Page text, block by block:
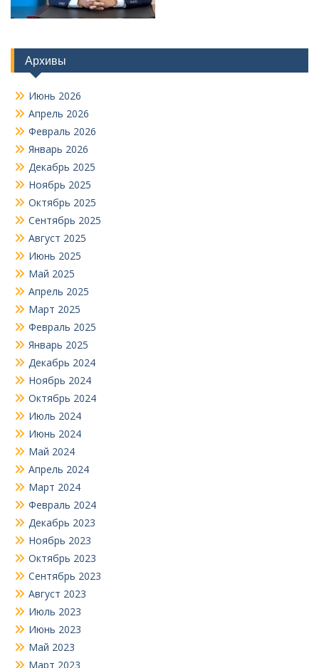
Архивы
Июнь 2026
Апрель 2026
Февраль 2026
Январь 2026
Декабрь 2025
Ноябрь 2025
Октябрь 2025
Сентябрь 2025
Август 2025
Июнь 2025
Май 2025
Апрель 2025
Март 2025
Февраль 2025
Январь 2025
Декабрь 2024
Ноябрь 2024
Октябрь 2024
Июль 2024
Июнь 2024
Май 2024
Апрель 2024
Март 2024
Февраль 2024
Декабрь 2023
Ноябрь 2023
Октябрь 2023
Сентябрь 2023
Август 2023
Июль 2023
Июнь 2023
Май 2023
Март 2023